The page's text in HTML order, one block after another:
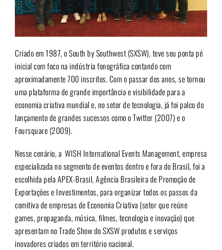
Criado em 1987, oSouth by Southwest (SXSW), teve seu ponta pé
inicial com foco na indústria fonográfica contando com
aproximadamente 700 inscritos. Com o passar dos anos, se tornou
uma plataforma de grande importância e visibilidade para a
economia criativa mundial e, no setor de tecnologia, já foi palco do
lançamento de grandes sucessos como o Twitter (2007) e o
Foursquare (2009).
Nesse cenário, a WISH International Events Management, empresa
especializada no segmento de eventos dentro e fora do Brasil, foi a
escolhida pelaAPEX-Brasil,Agência Brasileira de Promoção de
Exportações e Investimentos, para organizar todos os passos da
comitiva de empresas de Economia Criativa (setor que reúne
games, propaganda, música, filmes, tecnologia e inovação) que
apresentam no Trade Show do SXSW produtos e serviços
inovadores criados em território nacional.